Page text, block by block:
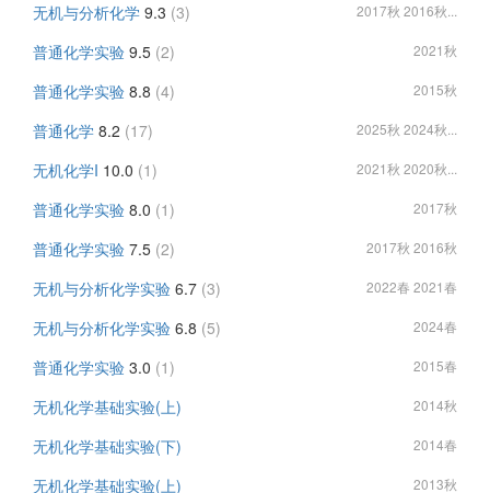
无机与分析化学 9.3 (3) 2017秋 2016秋...
普通化学实验 9.5 (2) 2021秋
普通化学实验 8.8 (4) 2015秋
普通化学 8.2 (17) 2025秋 2024秋...
无机化学I 10.0 (1) 2021秋 2020秋...
普通化学实验 8.0 (1) 2017秋
普通化学实验 7.5 (2) 2017秋 2016秋
无机与分析化学实验 6.7 (3) 2022春 2021春
无机与分析化学实验 6.8 (5) 2024春
普通化学实验 3.0 (1) 2015春
无机化学基础实验(上) 2014秋
无机化学基础实验(下) 2014春
无机化学基础实验(上) 2013秋